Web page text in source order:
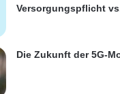
Versorgungspflicht
Die Zukunft der 5G-